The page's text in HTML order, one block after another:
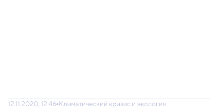
12.11.2020, 12:46 Климатический кризис и экология